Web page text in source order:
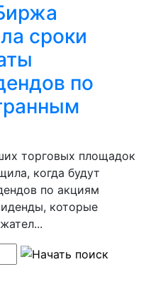
сроки
по
торговых площадок
когда будут
по акциям
которые